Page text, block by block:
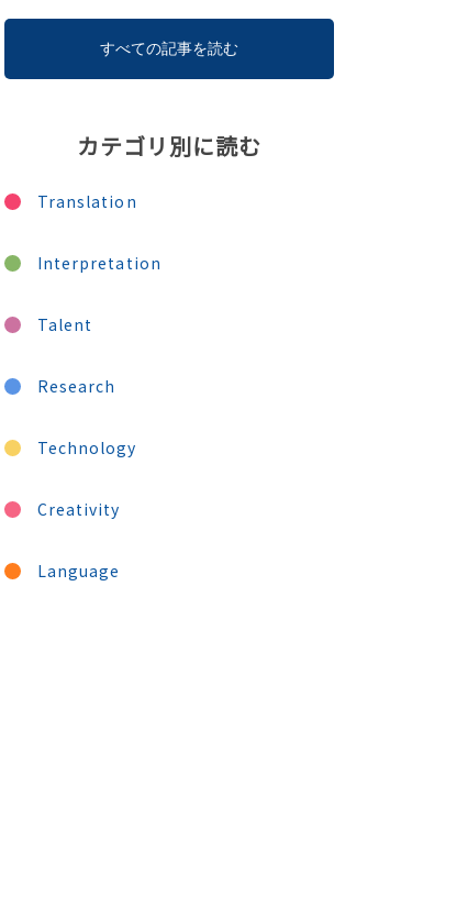
すべての記事を読む
カテゴリ別に読む
Translation
Interpretation
Talent
Research
Technology
Creativity
Language